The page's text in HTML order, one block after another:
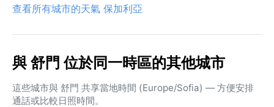
查看所有城市的天氣 保加利亞
與 舒門 位於同一時區的其他城市
這些城市與 舒門 共享當地時間 (Europe/Sofia) — 方便安排
通話或比較日照時間。